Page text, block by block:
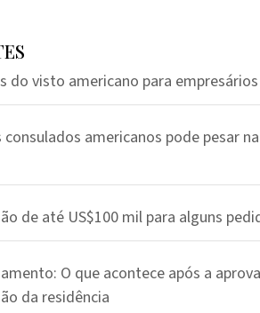
do visto americano para empresários
americanos pode pesar
de até US$100 mil para alguns
O que acontece após a
da residência